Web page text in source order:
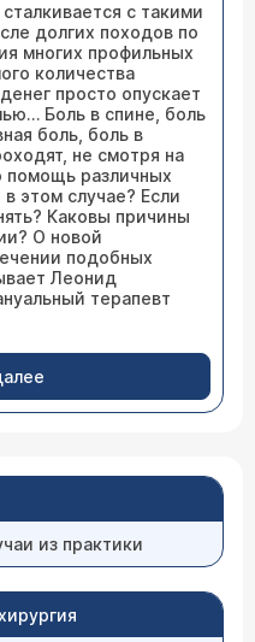
с такими
долгих походов по
многих профильных
количества
просто опускает
Боль в спине, боль
боль, боль в
не смотря на
помощь различных
этом случае? Если
Каковы причины
О новой
подобных
Леонид
терапевт
из практики